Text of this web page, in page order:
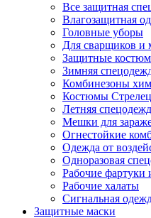
Все защитная
Влагозащитная
Головные уборы
Для сварщиков и
Защитные
Зимняя
Комбинезоны
Костюмы Стрелец
Летняя
Мешки для
Огнестойкие
Одежда от
Одноразовая
Рабочие фартуки
Рабочие халаты
Сигнальная
Защитные маски